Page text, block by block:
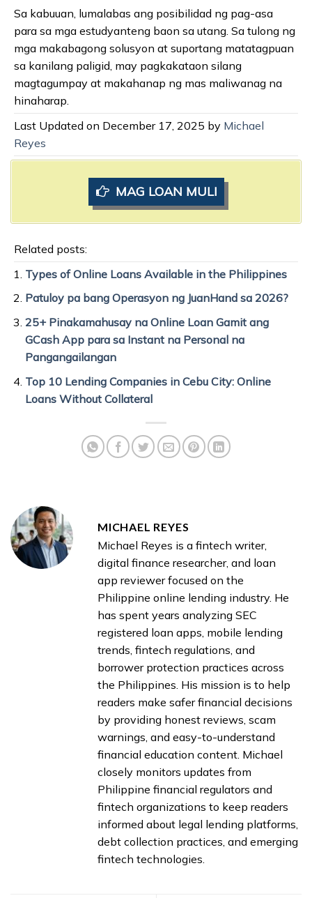
Sa kabuuan, lumalabas ang posibilidad ng pag-asa
para sa mga estudyanteng baon sa utang. Sa tulong ng
mga makabagong solusyon at suportang matatagpuan
sa kanilang paligid, may pagkakataon silang
magtagumpay at makahanap ng mas maliwanag na
hinaharap.
Last Updated on December 17, 2025 by Michael
Reyes
MAG LOAN MULI
Related posts:
Types of Online Loans Available in the Philippines
Patuloy pa bang Operasyon ng JuanHand sa 2026?
25+ Pinakamahusay na Online Loan Gamit ang
GCash App para sa Instant na Personal na
Pangangailangan
Top 10 Lending Companies in Cebu City: Online
Loans Without Collateral
MICHAEL REYES
Michael Reyes is a fintech writer,
digital finance researcher, and loan
app reviewer focused on the
Philippine online lending industry. He
has spent years analyzing SEC
registered loan apps, mobile lending
trends, fintech regulations, and
borrower protection practices across
the Philippines. His mission is to help
readers make safer financial decisions
by providing honest reviews, scam
warnings, and easy-to-understand
financial education content. Michael
closely monitors updates from
Philippine financial regulators and
fintech organizations to keep readers
informed about legal lending platforms,
debt collection practices, and emerging
fintech technologies.